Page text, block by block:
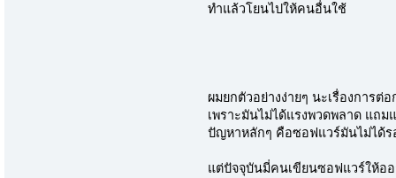
ทำแล้วโยนไปให้คนอื่นใช้
ผมยกตัวอย่างง่ายๆ นะเรื่องการต่
เพราะมันไม่ได้แรงพวดพลาด แถม
ปัญหาหลักๆ คือซอฟแวร์มันไม่ได้ร
แต่ปัจจุบันมี่คนเขียนซอฟแวร์ให้อ